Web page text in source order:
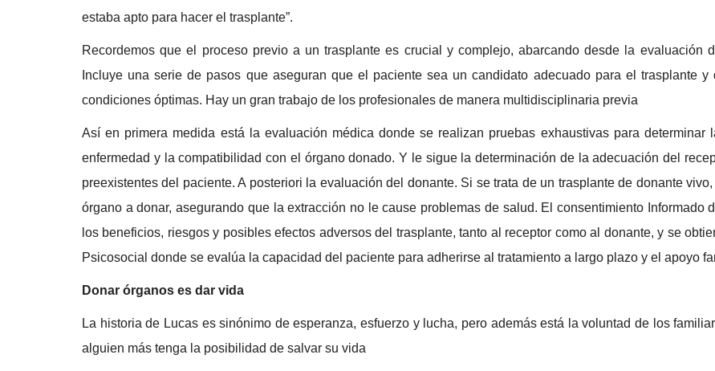
estaba apto para hacer el trasplante”.
Recordemos que el proceso previo a un trasplante es crucial y complejo, abarcando desde la evaluación
Incluye una serie de pasos que aseguran que el paciente sea un candidato adecuado para el trasplante
condiciones óptimas. Hay un gran trabajo de los profesionales de manera multidisciplinaria previa
Así en primera medida está la evaluación médica donde se realizan pruebas exhaustivas para
enfermedad y la compatibilidad con el órgano donado. Y le sigue la determinación de la adecuación del
preexistentes del paciente. A posteriori la evaluación del donante. Si se trata de un trasplante de donante
órgano a donar, asegurando que la extracción no le cause problemas de salud. El consentimiento Informado
los beneficios, riesgos y posibles efectos adversos del trasplante, tanto al receptor como al donante, y se
Psicosocial donde se evalúa la capacidad del paciente para adherirse al tratamiento a largo plazo y el apoyo
Donar órganos es dar vida
La historia de Lucas es sinónimo de esperanza, esfuerzo y lucha, pero además está la voluntad de los
alguien más tenga la posibilidad de salvar su vida